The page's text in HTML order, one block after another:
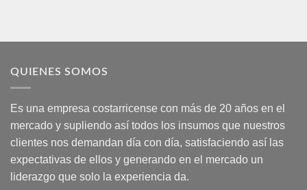
QUIENES SOMOS
Es una empresa costarricense con más de 20 años en el
mercado y supliendo así todos los insumos que nuestros
clientes nos demandan día con día, satisfaciendo así las
expectativas de ellos y generando en el mercado un
liderazgo que solo la experiencia da.